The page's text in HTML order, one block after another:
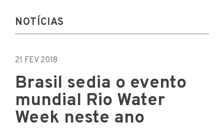
NOTÍCIAS
21 FEV 2018
Brasil sedia o evento
mundial Rio Water
Week neste ano